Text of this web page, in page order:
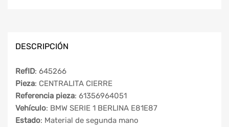
DESCRIPCIÓN
RefID: 645266
Pieza: CENTRALITA CIERRE
Referencia pieza: 61356964051
Vehículo: BMW SERIE 1 BERLINA E81E87
Estado: Material de segunda mano